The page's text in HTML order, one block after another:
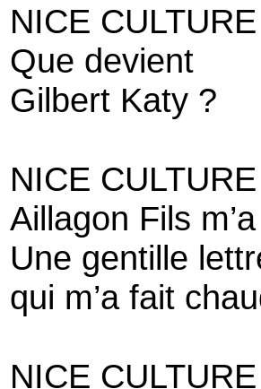
NICE CULTURE
Que devient
Gilbert Katy ?
NICE CULTURE
Aillagon Fils
Une gentille
qui m’a fait
NICE CULTURE